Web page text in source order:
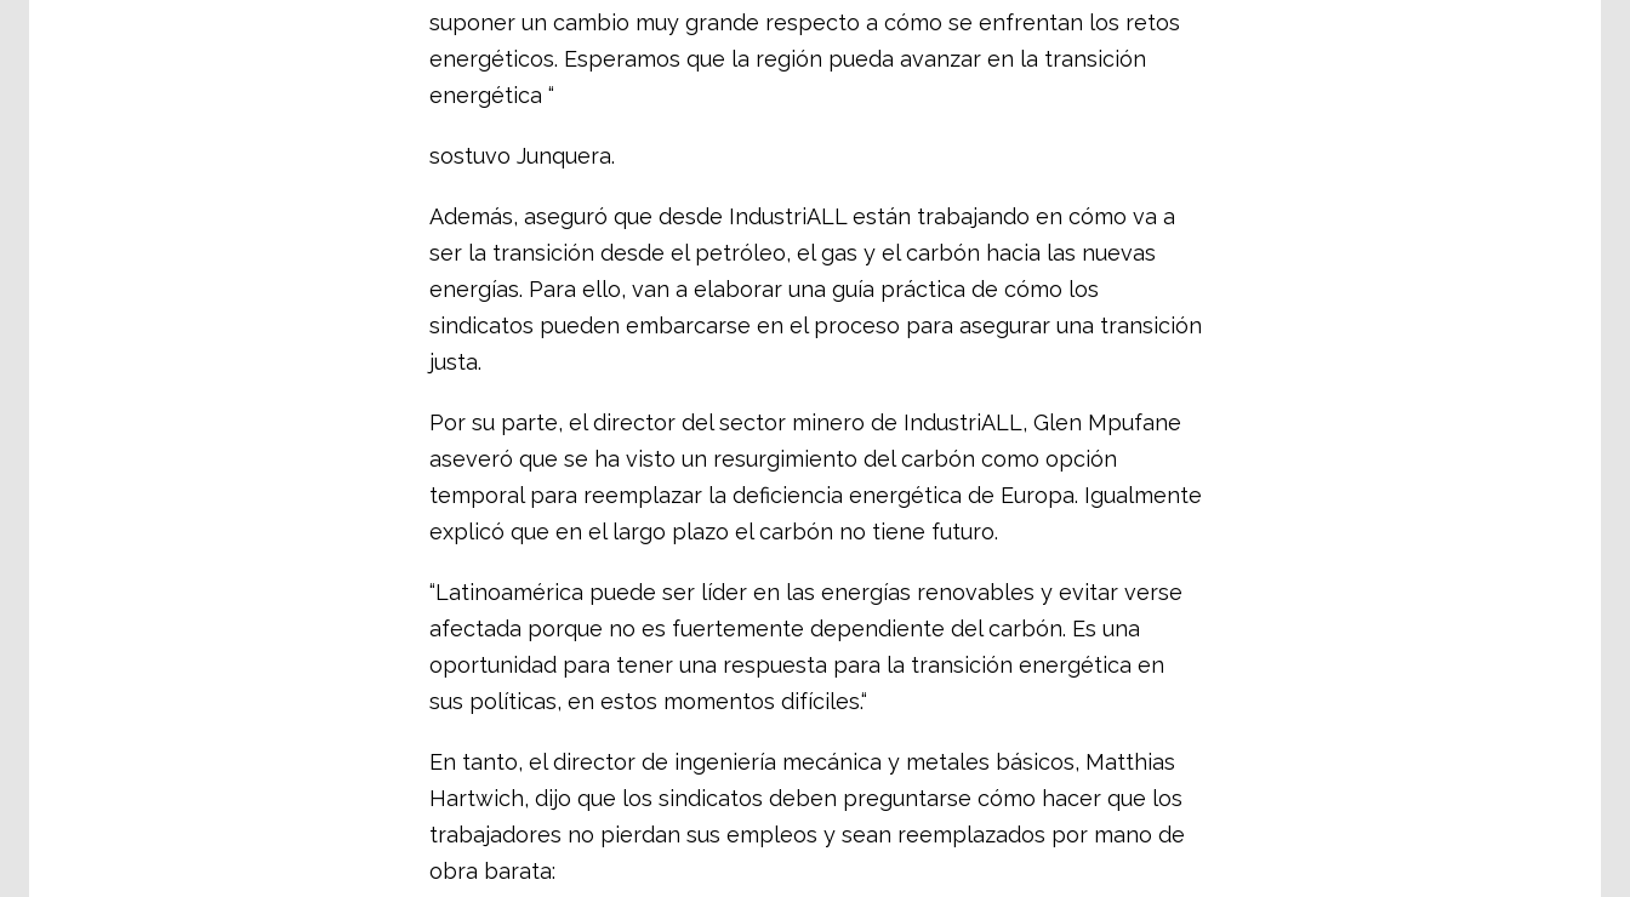
suponer un cambio muy grande respecto a cómo se enfrentan los retos
energéticos. Esperamos que la región pueda avanzar en la transición
energética “
sostuvo Junquera.
Además, aseguró que desde IndustriALL están trabajando en cómo va a
ser la transición desde el petróleo, el gas y el carbón hacia las nuevas
energías. Para ello, van a elaborar una guía práctica de cómo los
sindicatos pueden embarcarse en el proceso para asegurar una transición
justa.
Por su parte, el director del sector minero de IndustriALL, Glen Mpufane
aseveró que se ha visto un resurgimiento del carbón como opción
temporal para reemplazar la deficiencia energética de Europa. Igualmente
explicó que en el largo plazo el carbón no tiene futuro.
“Latinoamérica puede ser líder en las energías renovables y evitar verse
afectada porque no es fuertemente dependiente del carbón. Es una
oportunidad para tener una respuesta para la transición energética en
sus políticas, en estos momentos difíciles.“
En tanto, el director de ingeniería mecánica y metales básicos, Matthias
Hartwich, dijo que los sindicatos deben preguntarse cómo hacer que los
trabajadores no pierdan sus empleos y sean reemplazados por mano de
obra barata: